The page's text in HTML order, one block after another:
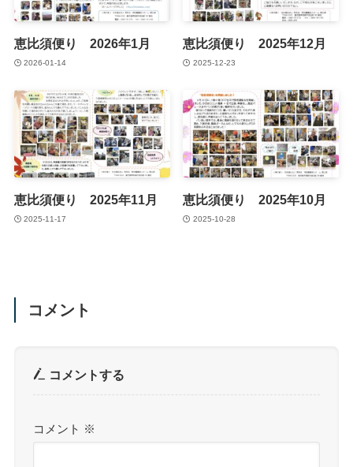
恵比須便り 2026年1月
2026-01-14
恵比須便り 2025年12月
2025-12-23
恵比須便り 2025年11月
2025-11-17
恵比須便り 2025年10月
2025-10-28
コメント
コメントする
コメント ※